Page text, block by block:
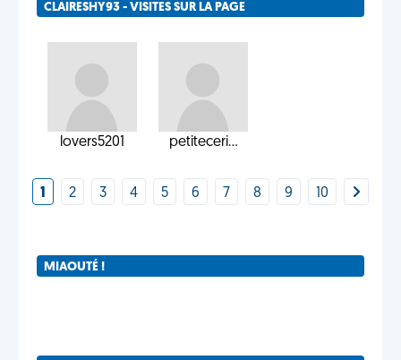
CLAIRESHY93 - VISITES SUR LA PAGE
lovers5201 petiteceri...
1 2 3 4 5 6 7 8 9 10
MIAOUTÉ !